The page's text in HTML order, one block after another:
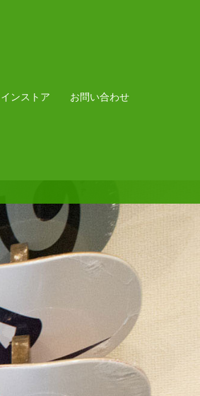
ンストア お問い合わせ